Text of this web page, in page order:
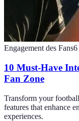
Engagement des Fans6
10 Must-Have
Fan Zone
Transform your
features that enhance
experiences.